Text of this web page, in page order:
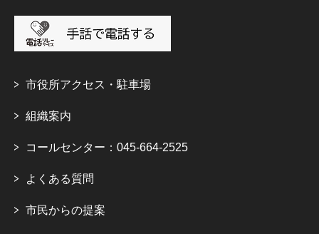
市役所アクセス・駐車場
組織案内
コールセンター：045-664-2525
よくある質問
市民からの提案